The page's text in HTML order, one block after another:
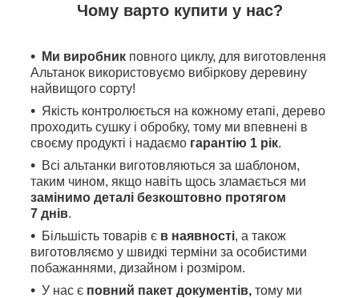
Чому варто купити у нас?
Ми виробник повного циклу, для виготовлення
Альтанок використовуємо вибіркову деревину
найвищого сорту!
Якість контролюється на кожному етапі, дерево
проходить сушку і обробку, тому ми впевнені в
своєму продукті і надаємо гарантію 1 рік.
Всі альтанки виготовляються за шаблоном,
таким чином, якщо навіть щось зламається ми
замінимо деталі безкоштовно протягом
7 днів.
Більшість товарів є в наявності, а також
виготовляємо у швидкі терміни за особистими
побажаннями, дизайном і розміром.
У нас є повний пакет документів, тому ми